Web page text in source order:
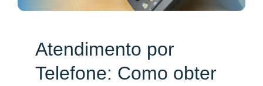
Atendimento por
Telefone: Como obter